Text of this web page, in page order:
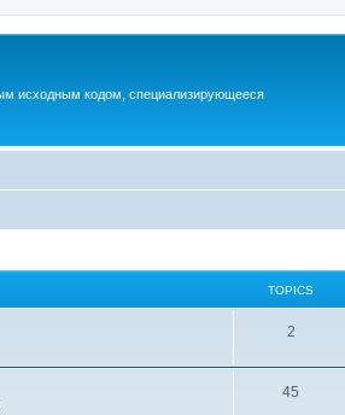
исходным кодом, специализирующееся
TOPICS
2
45